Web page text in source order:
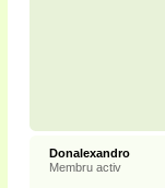
Donalexandro
Membru activ